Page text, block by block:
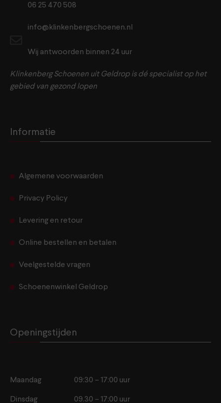
06 25 470 508
info@klinkenbergschoenen.nl
Wij antwoorden binnen 24 uur
Klinkenberg Schoenen uit Geldrop is dé specialist op het
gebied van gezond lopen
Informatie
Algemene voorwaarden
Privacy Policy
Levering en retour
Online bestellen en betalen
Veelgestelde vragen
Schoenenwinkel Geldrop
Openingstijden
Maandag 09:30 – 17:00 uur
Dinsdag 09.30 – 17:00 uur